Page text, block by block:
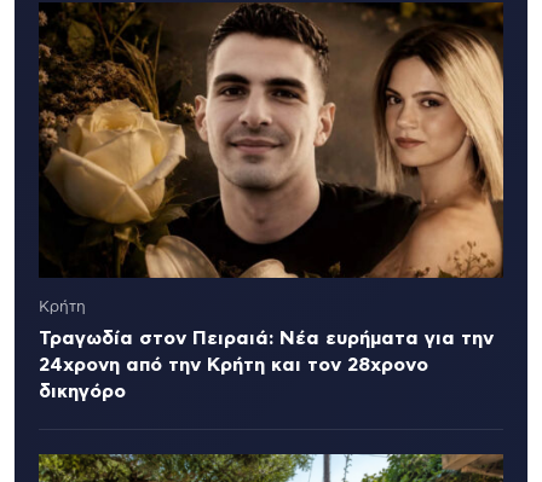
Κρήτη
Τραγωδία στον Πειραιά: Νέα ευρήματα για την
24χρονη από την Κρήτη και τον 28χρονο
δικηγόρο